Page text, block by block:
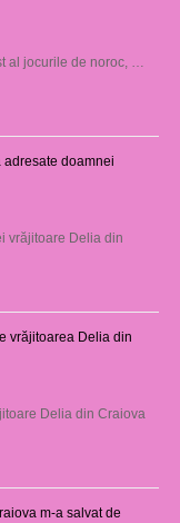
al jocurile de noroc, …
adresate doamnei
vrăjitoare Delia din
vrăjitoarea Delia din
Delia din Craiova
m-a salvat de